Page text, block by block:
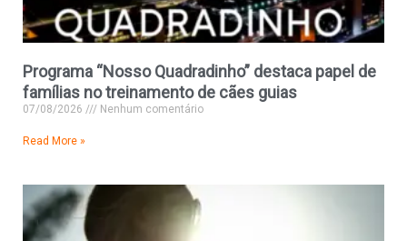
Programa “Nosso Quadradinho” destaca papel de
famílias no treinamento de cães guias
07/08/2026 Nenhum comentário
Read More »